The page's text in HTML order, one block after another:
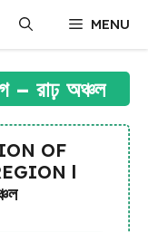
MENU
– রাঢ় অঞ্চল
OF
l